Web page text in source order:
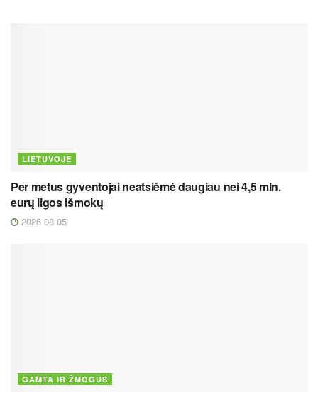
LIETUVOJE
Per metus gyventojai neatsiėmė daugiau nei 4,5 mln.
eurų ligos išmokų
2026 08 05
GAMTA IR ŽMOGUS